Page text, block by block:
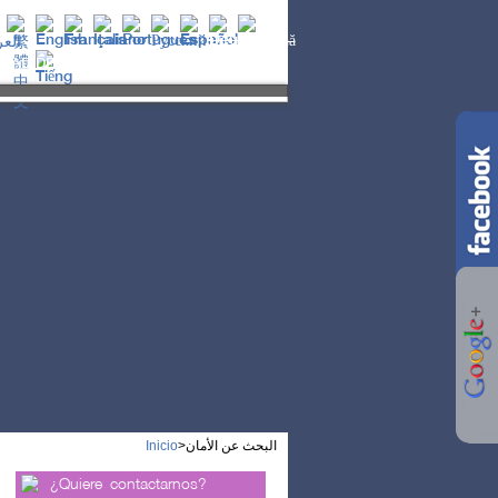
DE VIDA
te destruyas! La
Inicio>البحث عن الأمان
¿Quiere contactarnos?